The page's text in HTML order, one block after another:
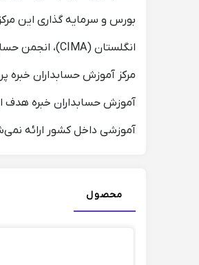
آموزش حسابداران خبره هدف
آموزشی داخل کشور ارائه
محصول